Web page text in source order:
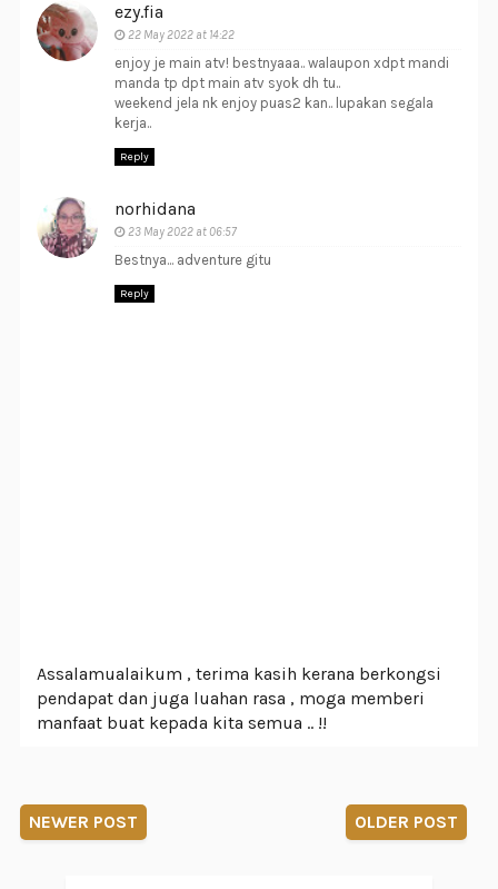
ezy.fia
22 May 2022 at 14:22
enjoy je main atv! bestnyaaa.. walaupon xdpt mandi
manda tp dpt main atv syok dh tu..
weekend jela nk enjoy puas2 kan.. lupakan segala
kerja..
Reply
norhidana
23 May 2022 at 06:57
Bestnya... adventure gitu
Reply
Assalamualaikum , terima kasih kerana berkongsi
pendapat dan juga luahan rasa , moga memberi
manfaat buat kepada kita semua .. !!
NEWER POST OLDER POST